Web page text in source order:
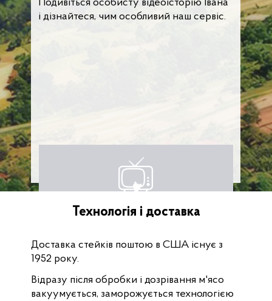
Подивіться особисту відеоісторію Івана
і дізнайтеся, чим особливий наш сервіс.
Доставка стейків поштою в США існує з
1952 року.
Технологія і доставка
Відразу після обробки і дозрівання м'ясо
вакуумується, заморожується технологією